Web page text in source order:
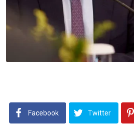
Facebook Twitter